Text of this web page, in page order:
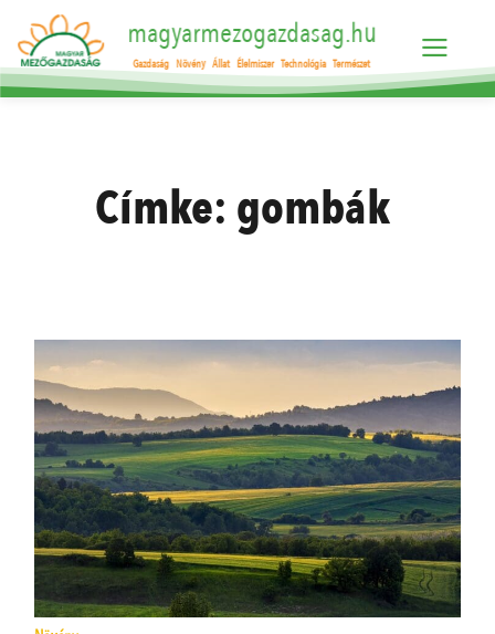
magyarmezogazdasag.hu
Gazdaság Növény Állat Élelmiszer Technológia Természet
Címke: gombák